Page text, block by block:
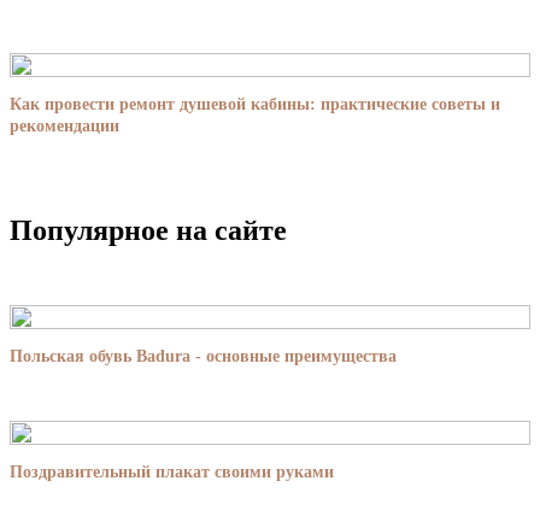
Как провести ремонт душевой кабины: практические советы и
рекомендации
Популярное на сайте
Польская обувь Badura - основные преимущества
Поздравительный плакат своими руками